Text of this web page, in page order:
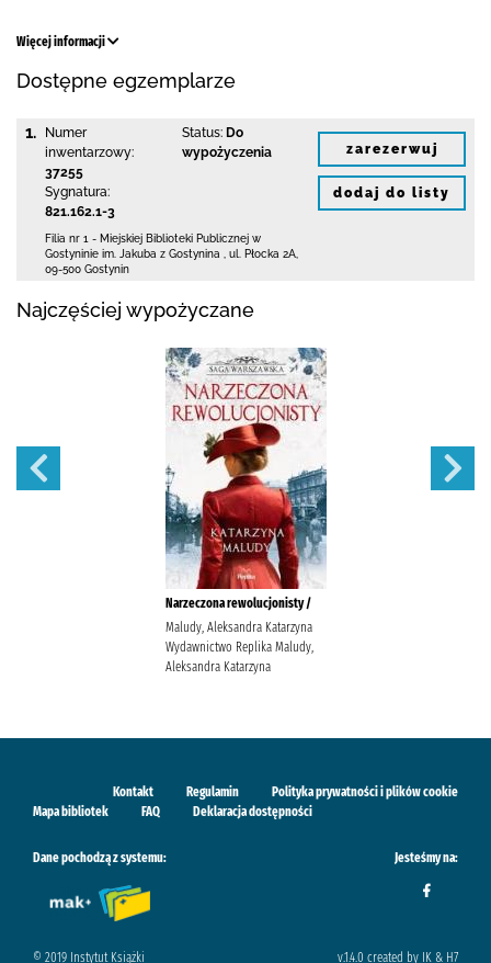
Więcej informacji
Dostępne egzemplarze
1.
Numer
inwentarzowy:
37255
Sygnatura:
821.162.1-3
Status: Do
wypożyczenia
Filia nr 1 - Miejskiej Biblioteki Publicznej w
Gostyninie im. Jakuba z Gostynina
ul. Płocka 2A
09-500 Gostynin
zarezerwuj
dodaj do listy
Najczęściej wypożyczane
Narzeczona rewolucjonisty /
Maludy, Aleksandra Katarzyna
Wydawnictwo Replika Maludy,
Aleksandra Katarzyna
Kontakt Regulamin
Polityka prywatności i plików cookie
Mapa bibliotek
FAQ Deklaracja dostępności
Dane pochodzą z systemu: Jesteśmy na:
© 2019 Instytut Książki v.1.4.0 created by IK & H7